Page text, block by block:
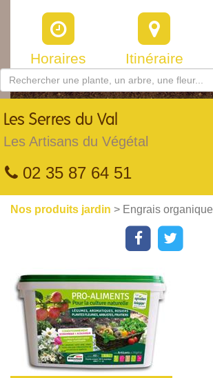
Horaires Itinéraire
Les Serres du Val
Les Artisans du Végétal
02 35 87 64 51
Nos produits jardin > Engrais organique